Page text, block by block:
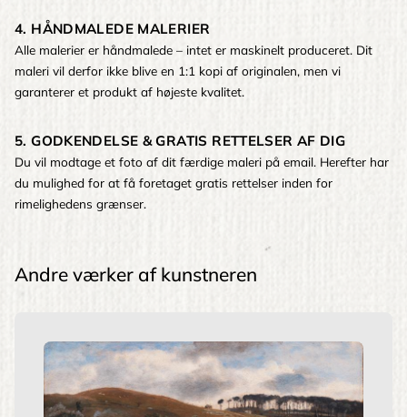
4. HÅNDMALEDE MALERIER
Alle malerier er håndmalede – intet er maskinelt produceret. Dit
maleri vil derfor ikke blive en 1:1 kopi af originalen, men vi
garanterer et produkt af højeste kvalitet.
5. GODKENDELSE & GRATIS RETTELSER AF DIG
Du vil modtage et foto af dit færdige maleri på email. Herefter har
du mulighed for at få foretaget gratis rettelser inden for
rimelighedens grænser.
Andre værker af kunstneren